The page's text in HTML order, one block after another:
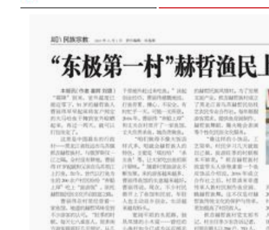
中国北方冰雪旅游推广季